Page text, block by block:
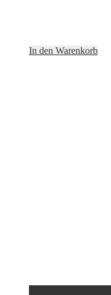
In den Warenkorb